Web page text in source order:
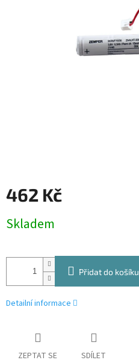
462 Kč
cena:
Skladem
Přidat do košíku
Detailní informace
ZEPTAT SE SDÍLET